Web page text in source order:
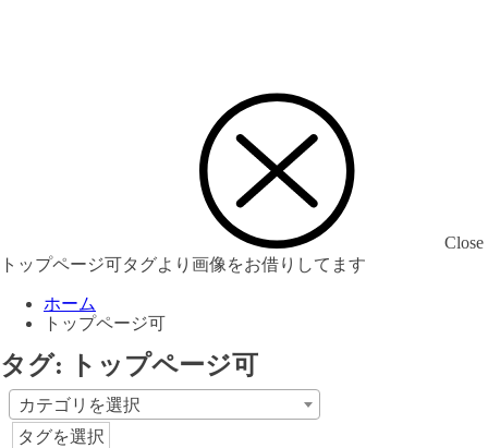
Close
トップページ可タグより画像をお借りしてます
ホーム
トップページ可
タグ: トップページ可
カテゴリを選択
タグを選択